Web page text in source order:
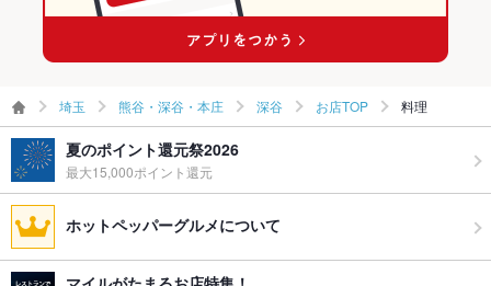
埼玉 熊谷・深谷・本庄 深谷 お店TOP 料理
夏のポイント還元祭2026
最大15,000ポイント還元
ホットペッパーグルメについて